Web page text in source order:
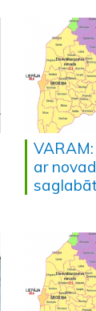
ar